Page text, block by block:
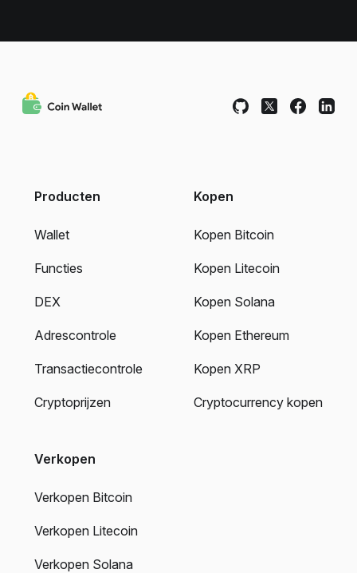
Producten
Wallet
Functies
DEX
Adrescontrole
Transactiecontrole
Cryptoprijzen
Kopen
Kopen Bitcoin
Kopen Litecoin
Kopen Solana
Kopen Ethereum
Kopen XRP
Cryptocurrency kopen
Verkopen
Verkopen Bitcoin
Verkopen Litecoin
Verkopen Solana